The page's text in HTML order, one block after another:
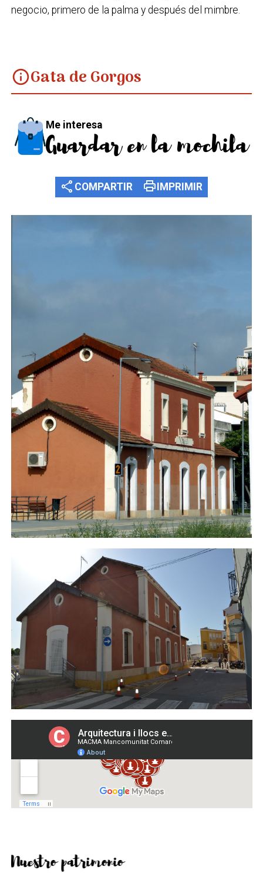
negocio, primero de la palma y después del mimbre.
infoGata de Gorgos
Me interesa
Guardar en la mochila
share COMPARTIR print IMPRIMIR
Nuestro patrimonio